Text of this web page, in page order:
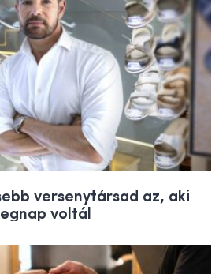
versenytársad az, aki
voltál